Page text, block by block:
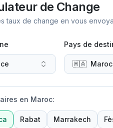
de Change
taux de change en vous
Pays de
🇲🇦 Maroc
en Maroc:
Rabat Marrakech